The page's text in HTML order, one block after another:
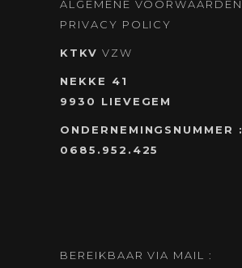
ALGEMENE VOORWAARDEN
PRIVACY POLICY
KTKV VZW
NEKKE 41
9930 LIEVEGEM
ONDERNEMINGSNUMMER :
0685.952.425
BEREIKBAAR VIA MAIL :